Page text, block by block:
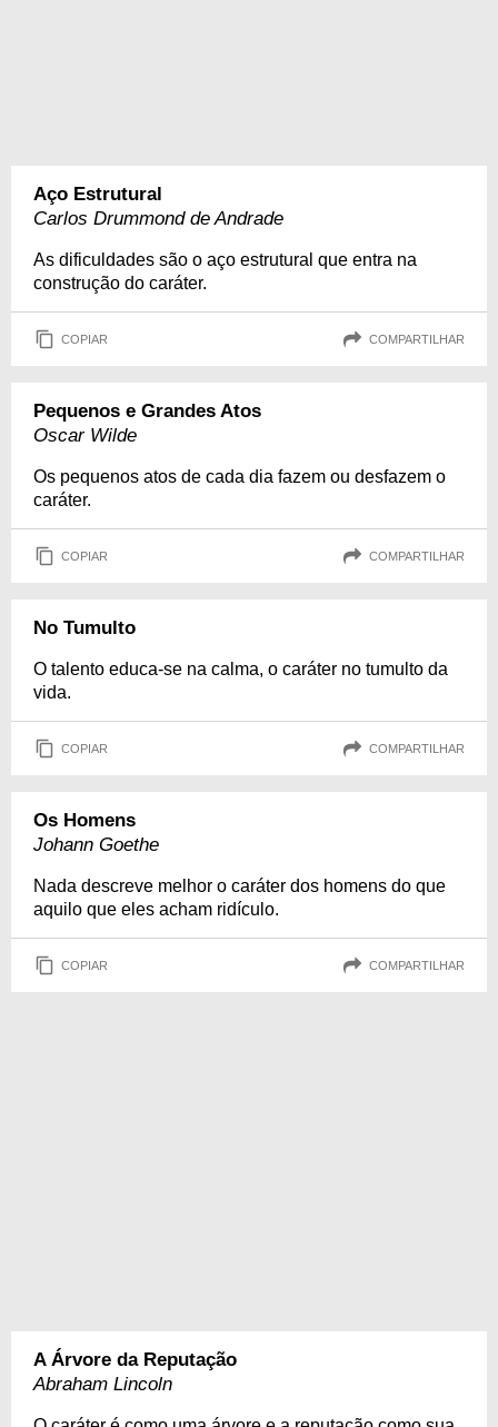
Aço Estrutural
Carlos Drummond de Andrade
As dificuldades são o aço estrutural que entra na
construção do caráter.
COPIAR COMPARTILHAR
Pequenos e Grandes Atos
Oscar Wilde
Os pequenos atos de cada dia fazem ou desfazem o
caráter.
COPIAR COMPARTILHAR
No Tumulto
O talento educa-se na calma, o caráter no tumulto da
vida.
COPIAR COMPARTILHAR
Os Homens
Johann Goethe
Nada descreve melhor o caráter dos homens do que
aquilo que eles acham ridículo.
COPIAR COMPARTILHAR
A Árvore da Reputação
Abraham Lincoln